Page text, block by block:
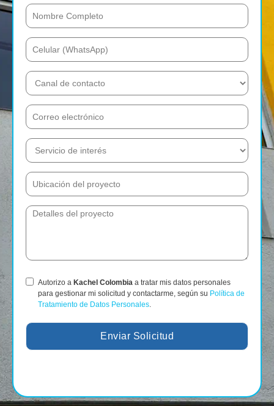
Autorizo a Kachel Colombia a tratar mis datos personales
para gestionar mi solicitud y contactarme, según su Política de
Tratamiento de Datos Personales
Enviar Solicitud